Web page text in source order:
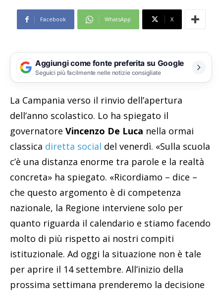
Facebook WhatsApp X
Aggiungi come fonte preferita su Google
Seguici più facilmente nelle notizie consigliate
La Campania verso il rinvio dell’apertura
dell’anno scolastico. Lo ha spiegato il
governatore Vincenzo De Luca nella ormai
classica diretta social del venerdì. «Sulla scuola
c’è una distanza enorme tra parole e la realtà
concreta» ha spiegato. «Ricordiamo – dice –
che questo argomento è di competenza
nazionale, la Regione interviene solo per
quanto riguarda il calendario e stiamo facendo
molto di più rispetto ai nostri compiti
istituzionale. Ad oggi la situazione non è tale
per aprire il 14 settembre. All’inizio della
prossima settimana prenderemo la decisione